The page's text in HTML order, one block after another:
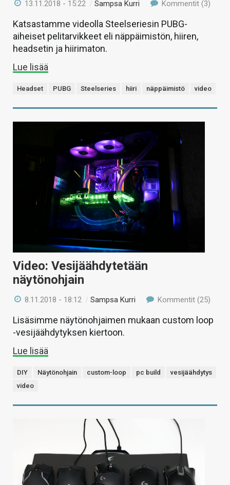
13.11.2018 - 15:22 /Sampsa Kurri Kommentit (3)
Katsastamme videolla Steelseriesin PUBG-
aiheiset pelitarvikkeet eli näppäimistön, hiiren,
headsetin ja hiirimaton.
Lue lisää
Headset PUBG Steelseries hiiri näppäimistö video
Video: Vesijäähdytetään
näytönohjain
8.11.2018 - 18:12 /Sampsa Kurri Kommentit (25)
Lisäsimme näytönohjaimen mukaan custom loop
-vesijäähdytyksen kiertoon.
Lue lisää
DIY Näytönohjain custom-loop pc build
vesijäähdytys
video